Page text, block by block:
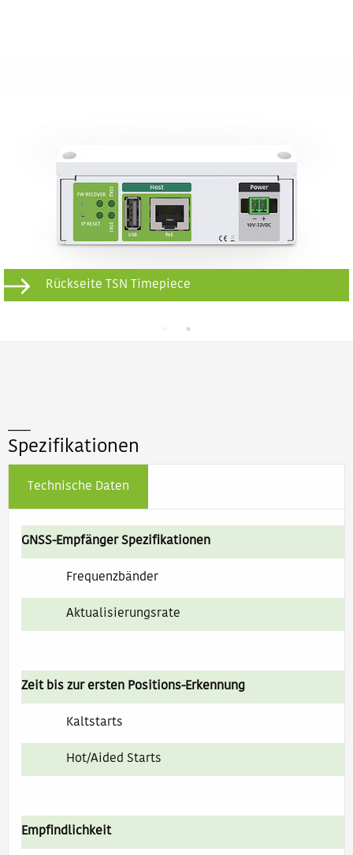
Rückseite TSN Timepiece
Spezifikationen
Technische Daten
GNSS-Empfänger Spezifikationen
Frequenzbänder
Aktualisierungsrate
Zeit bis zur ersten Positions-Erkennung
Kaltstarts
Hot/Aided Starts
Empfindlichkeit